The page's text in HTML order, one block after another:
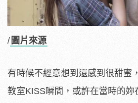
/ 圖片來源
有時候不經意想到還感到很甜蜜
教室KISS瞬間，或許在當時的妳